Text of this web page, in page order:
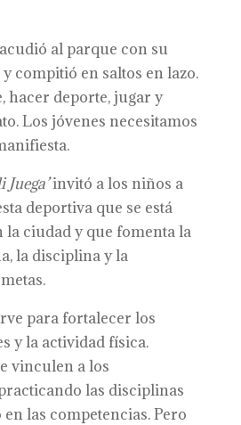
al parque con su
compitió en saltos en lazo.
hacer deporte, jugar y
Los jóvenes necesitamos
Juega’invitó a los niños a
deportiva que se está
ciudad y que fomenta la
la disciplina y la
para fortalecer los
y la actividad física.
vinculen a los
las disciplinas
las competencias. Pero